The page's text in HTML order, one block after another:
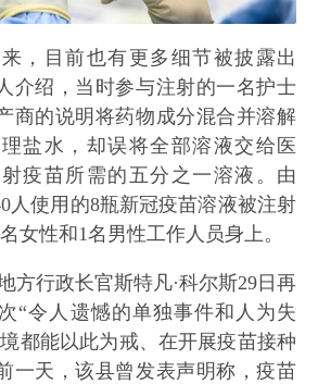
，目前也有更多细节被披露出
介绍，当时参与注射的一名护士
商的说明将药物成分混合并溶解
盐水，却误将全部溶液交给医
疫苗所需的五分之一溶液。由
人使用的8瓶新冠疫苗溶液被注射
女性和1名男性工作人员身上。
方行政长官斯特凡·科尔斯29日再
“令人遗憾的单独事件和人为失
都能以此为戒、在开展疫苗接种
一天，该县曾发表声明称，疫苗